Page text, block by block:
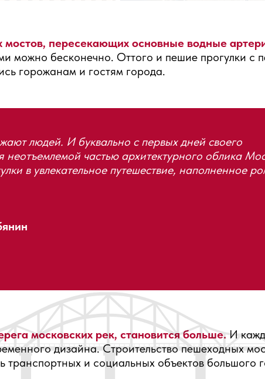
пересекающих основные водные
можно бесконечно. Оттого и пешие прогулки с
горожанам и гостям города.
людей. И буквально с первых дней своего
неотъемлемой частью архитектурного облика
в увлекательное путешествие, наполненное
московских рек, становится больше. И
дизайна. Строительство пешеходных
транспортных и социальных объектов большого